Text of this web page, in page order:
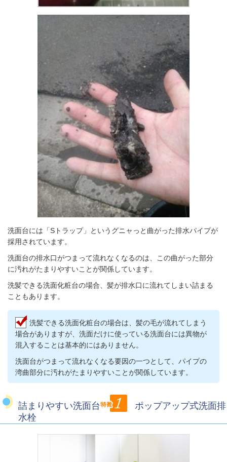
洗面台には「Sトラップ」というグニャっと曲がった排水パイプが
採用されています。
洗面台の排水口がつまって流れなくなるのは、この曲がった部分
に汚れがたまりやすいことが関係しています。
洗髪できる洗面化粧台の場合、髪が排水口に流れてしまい詰まる
こともあります。
洗髪できる洗面化粧台の場合は、髪の毛が流れてしまう
場合がありますが、洗面だけに使っている洗面台には異物が
混入することは基本的にはありません。
洗面台がつまって流れなくなる要因の一つとして、パイプの
湾曲部分に汚れがたまりやすいことが関係しています。
詰まりやすい洗面台
ポップアップ式洗面排
水栓